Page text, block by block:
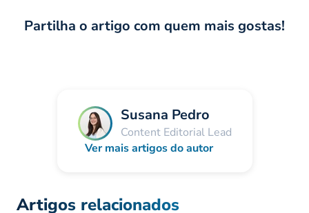
Partilha o artigo com quem mais gostas!
Susana Pedro
Content Editorial Lead
Ver mais artigos do autor
Artigos relacionados